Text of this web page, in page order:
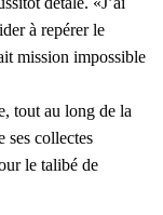
à repérer le
mission impossible
tout au long de la
ses collectes
le talibé de